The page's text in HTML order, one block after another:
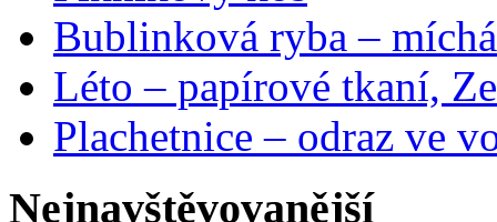
Bublinková ryba –
Léto – papírové tkaní,
Plachetnice – odraz ve
Nejnavštěvovanější